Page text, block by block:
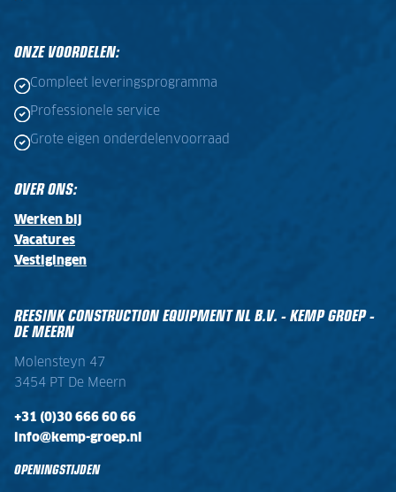
ONZE VOORDELEN:
Compleet leveringsprogramma
Professionele service
Grote eigen onderdelenvoorraad
OVER ONS:
Werken bij
Vacatures
Vestigingen
REESINK CONSTRUCTION EQUIPMENT NL B.V. - KEMP GROEP -
DE MEERN
Molensteyn 47
3454 PT De Meern
+31 (0)30 666 60 66
info@kemp-groep.nl
OPENINGSTIJDEN